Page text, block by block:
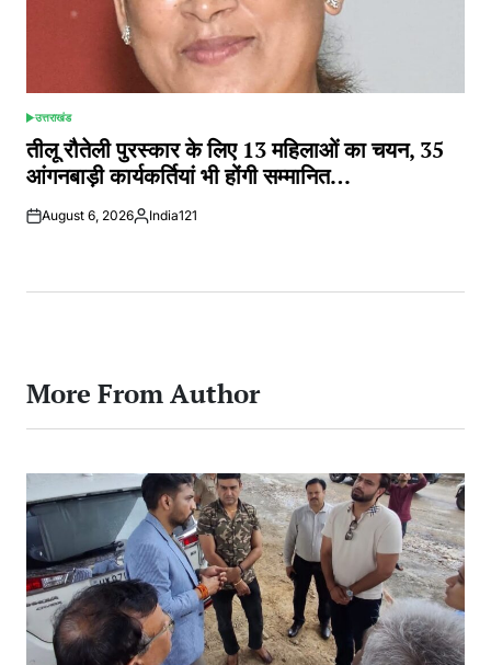
POSTED
IN
उत्तराखंड
तीलू रौतेली पुरस्कार के लिए 13 महिलाओं का चयन, 35
आंगनबाड़ी कार्यकर्तियां भी होंगी सम्मानित…
August 6, 2026Posted
India121
More From Author